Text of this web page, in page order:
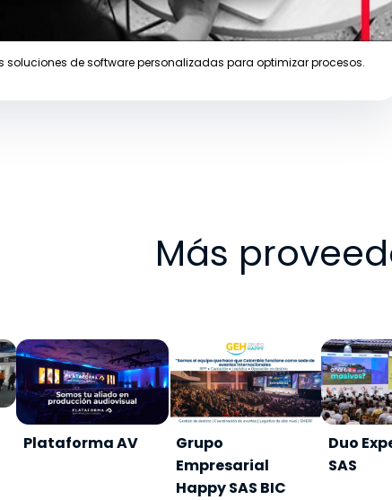
soluciones de software personalizadas para optimizar procesos.
Más
Plataforma AV
Grupo
Empresarial
Happy SAS BIC
Duo
SAS